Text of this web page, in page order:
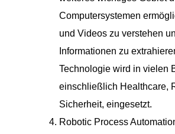
Computersystemen
und Videos zu verstehen
Informationen zu
Technologie wird in vielen
einschließlich Healthcare,
Sicherheit, eingesetzt.
Robotic Process